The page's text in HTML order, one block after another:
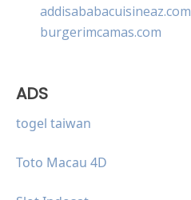
addisababacuisineaz.com
burgerimcamas.com
ADS
togel taiwan
Toto Macau 4D